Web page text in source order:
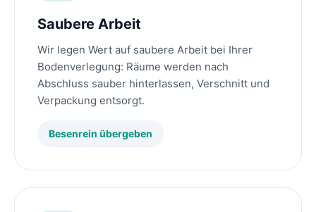
Saubere Arbeit
Wir legen Wert auf saubere Arbeit bei Ihrer
Bodenverlegung: Räume werden nach
Abschluss sauber hinterlassen, Verschnitt und
Verpackung entsorgt.
Besenrein übergeben